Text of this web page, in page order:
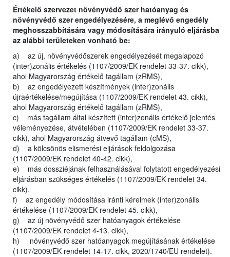
Értékelő szervezet növényvédő szer hatóanyag és
növényvédő szer engedélyezésére, a meglévő engedély
meghosszabbítására vagy módosítására irányuló eljárásba
az alábbi területeken vonható be:
a) az új, növényvédőszerek engedélyezését megalapozó
(inter)zonális értékelés (1107/2009/EK rendelet 33-37. cikk),
ahol Magyarország értékelő tagállam (zRMS),
b) az engedélyezett készítmények (inter)zonális
újraértékelése/megújítása (1107/2009/EK rendelet 43. cikk),
ahol Magyarország értékelő tagállam (zRMS),
c) más tagállam által készített (inter)zonális értékelő jelentés
véleményezése, átvételében (1107/2009/EK rendelet 33-37.
cikk), ahol Magyarország átvevő tagállam (cMS),
d) a kölcsönös elismerési eljárások feldolgozása
(1107/2009/EK rendelet 40-42. cikk),
e) más dossziéjának felhasználásával folytatott engedélyezési
eljárásban szükséges értékelés (1107/2009/EK rendelet 34.
cikk),
f) az engedély módosítása iránti kérelmek (inter)zonális
értékelése (1107/2009/EK rendelet 45. cikk),
g) az új növényvédő szer hatóanyagok értékelése
(1107/2009/EK rendelet 4-13. cikk),
h) növényvédő szer hatóanyagok megújításának értékelése
(1107/2009/EK rendelet 14-17. cikk, 2020/1740/EU rendelet).